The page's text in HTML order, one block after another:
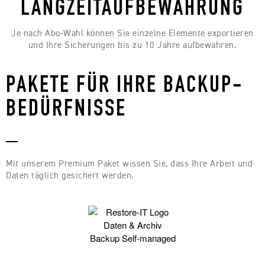
LANGZEITAUFBEWAHRUNG
Je nach Abo-Wahl können Sie einzelne Elemente exportieren
und Ihre Sicherungen bis zu 10 Jahre aufbewahren.
PAKETE FÜR IHRE BACKUP-
BEDÜRFNISSE
_
Mit unserem Premium Paket wissen Sie, dass Ihre Arbeit und
Daten täglich gesichert werden.